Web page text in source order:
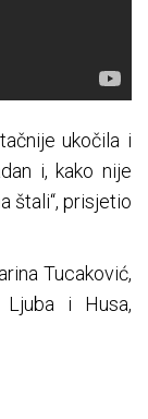
ukočila i
i, kako nije
štali“, prisjetio
Tucaković,
i Husa,